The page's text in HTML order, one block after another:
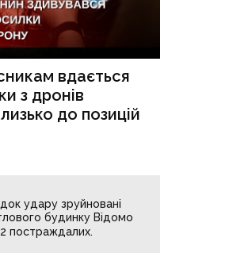
вдається
з дронів
до позицій
удару зруйновані
будинку Відомо
постраждалих.